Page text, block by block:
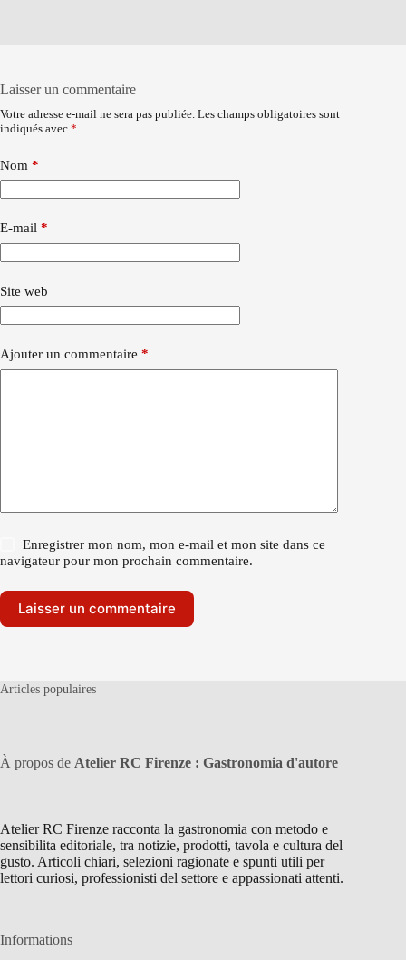
Laisser un commentaire
Votre adresse e-mail ne sera pas publiée. Les champs obligatoires sont
indiqués avec *
Nom *
E-mail *
Site web
Ajouter un commentaire *
Enregistrer mon nom, mon e-mail et mon site dans ce
navigateur pour mon prochain commentaire.
Laisser un commentaire
Articles populaires
À propos de Atelier RC Firenze : Gastronomia d'autore
Atelier RC Firenze racconta la gastronomia con metodo e
sensibilita editoriale, tra notizie, prodotti, tavola e cultura del
gusto. Articoli chiari, selezioni ragionate e spunti utili per
lettori curiosi, professionisti del settore e appassionati attenti.
Informations